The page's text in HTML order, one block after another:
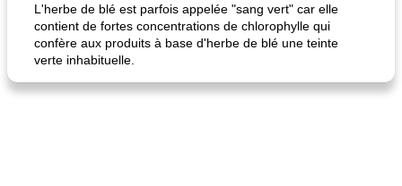
L'herbe de blé est parfois appelée "sang vert" car elle
contient de fortes concentrations de chlorophylle qui
confère aux produits à base d'herbe de blé une teinte
verte inhabituelle.